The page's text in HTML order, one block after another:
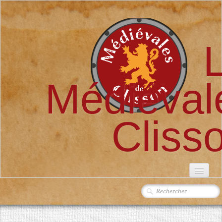
L'ASSOCIATION▼